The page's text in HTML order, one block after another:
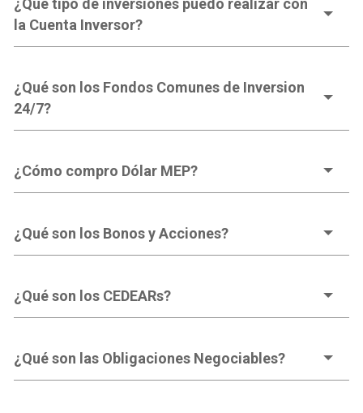
¿Qué tipo de inversiones puedo realizar con
la Cuenta Inversor?
¿Qué son los Fondos Comunes de Inversion
24/7?
¿Cómo compro Dólar MEP?
¿Qué son los Bonos y Acciones?
¿Qué son los CEDEARs?
¿Qué son las Obligaciones Negociables?